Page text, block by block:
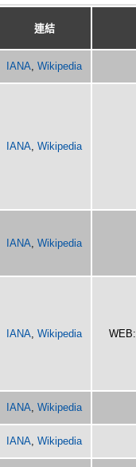
連結
IANA Wikipedia
IANA Wikipedia
IANA Wikipedia
IANA Wikipedia WEB:
IANA Wikipedia
IANA Wikipedia